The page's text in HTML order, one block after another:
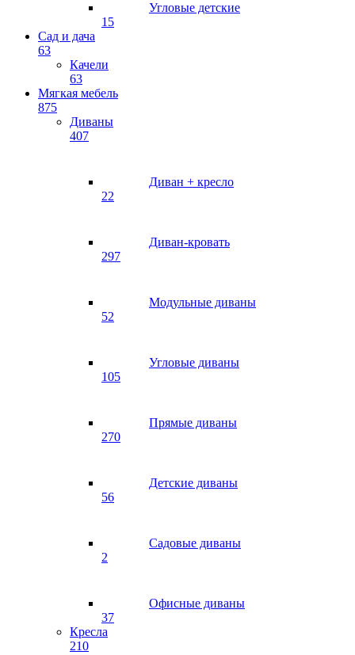
Угловые детские
15
Сад и дача
63
Качели
63
Мягкая мебель
875
Диваны
407
Диван + кресло
22
Диван-кровать
297
Модульные диваны
52
Угловые диваны
105
Прямые диваны
270
Детские диваны
56
Садовые диваны
2
Офисные диваны
37
Кресла
210